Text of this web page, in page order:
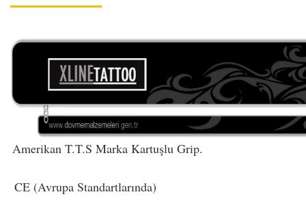
Amerikan T.T.S Marka Kartuşlu Grip.
CE (Avrupa Standartlarında)